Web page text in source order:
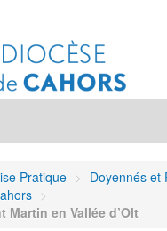
sacrements
Pratique > Doyennés et
>
Martin en Vallée d’Olt